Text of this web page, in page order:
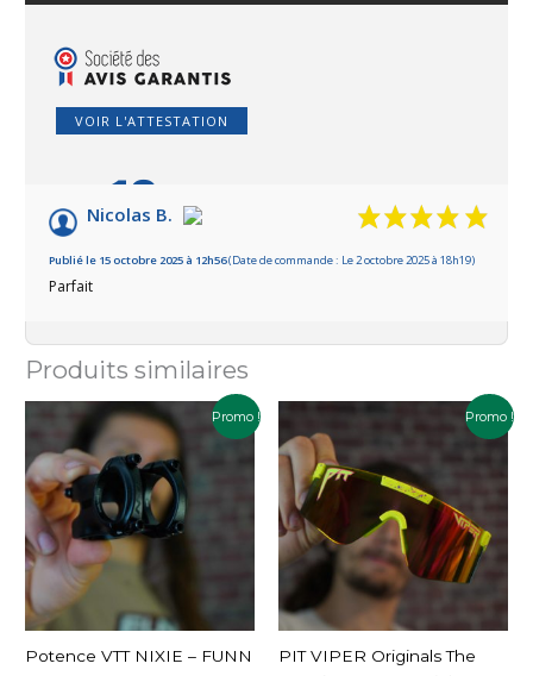
VOIR L'ATTESTATION
10/10
Basé sur 1 avis
Nicolas B.
Publié le 15 octobre 2025 à 12h56(Date de commande : Le 2 octobre 2025 à 18h19)
Parfait
Produits similaires
Promo !
Potence VTT NIXIE – FUNN
prix
initial
était :
39.95€.
Le
prix
est :
34.99€.
Ce
produit
être
choisies
Promo !
PIT VIPER Originals The
initial
était :
119.99€.
est :
99.98€.